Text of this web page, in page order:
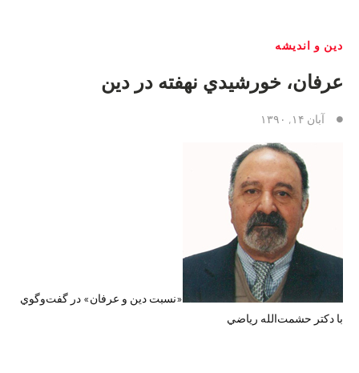
دین و اندیشه
عرفان، خورشيدي نهفته در دين
آبان ۱۴, ۱۳۹۰
«نسبت دين و عرفان» در گفت‌وگوي
با دكتر حشمت‌الله رياضي